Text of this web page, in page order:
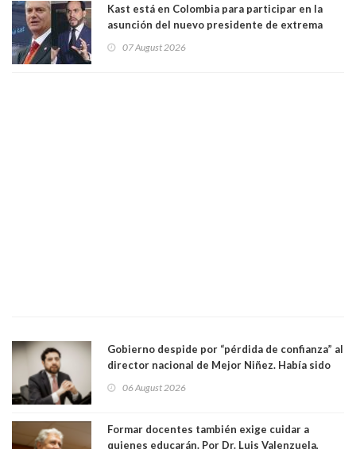
Kast está en Colombia para participar en la
asunción del nuevo presidente de extrema
07 August 2026
Gobierno despide por “pérdida de confianza” al
director nacional de Mejor Niñez. Había sido
06 August 2026
Formar docentes también exige cuidar a
quienes educarán. Por Dr. Luis Valenzuela,